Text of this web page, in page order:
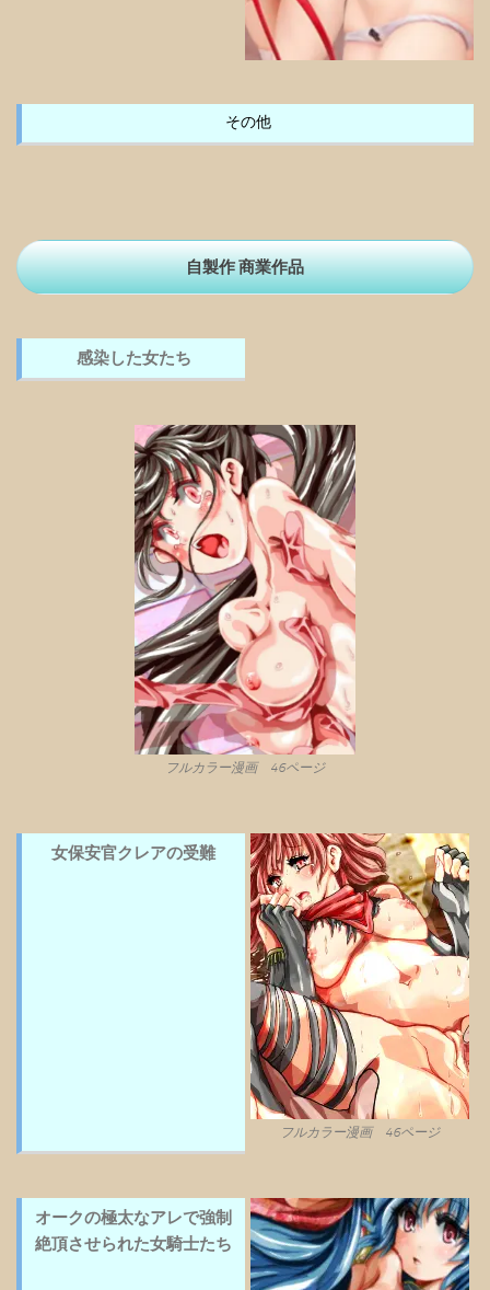
その他
自製作 商業作品
感染した女たち
フルカラー漫画 46ページ
女保安官クレアの受難
フルカラー漫画 46ページ
オークの極太なアレで強制
絶頂させられた女騎士たち